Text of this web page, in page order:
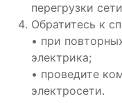
перегрузки
Обратитесь к
• при
электрика;
• проведите
электросети.